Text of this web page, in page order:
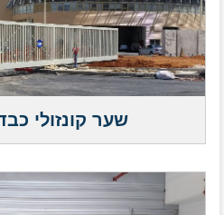
שער קונזולי